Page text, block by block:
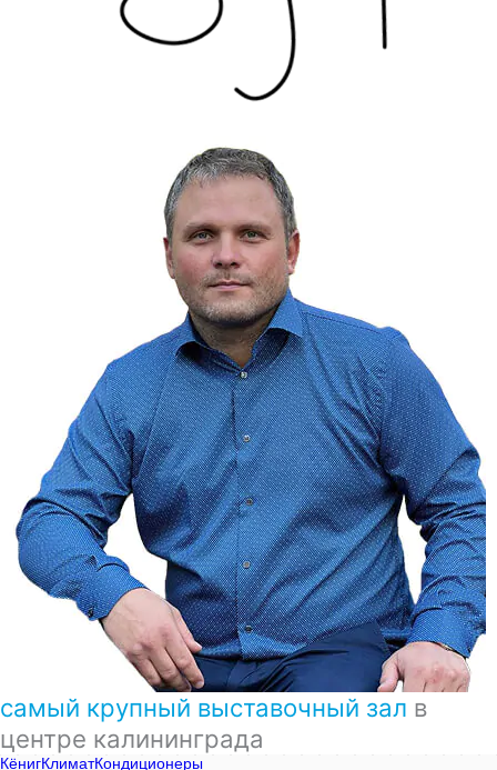
самый крупный выставочный зал в
центре калининграда
КёнигКлимат